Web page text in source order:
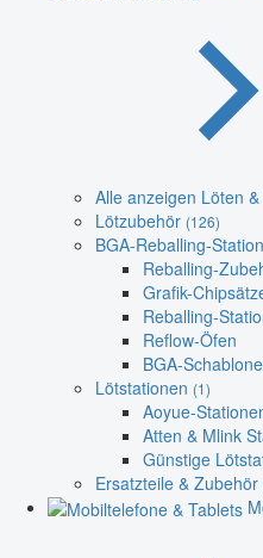
Alle anzeigen Löten
Lötzubehör (126)
BGA-Reballing-
Reballing-
Grafik-
Reballing-
Reflow-Öfen
BGA-
Lötstationen (1)
Aoyue-
Atten & Mlink
Günstige
Ersatzteile & Zubehör